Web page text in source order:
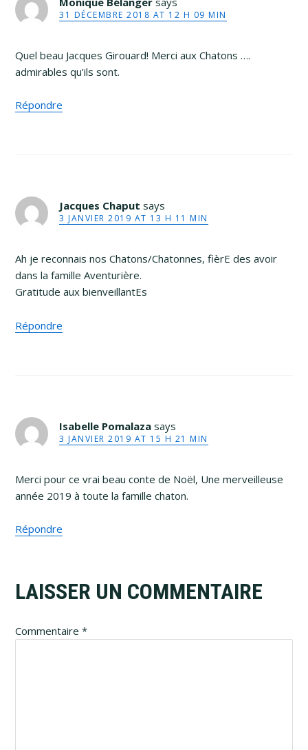
31 DÉCEMBRE 2018 AT 12 H 09 MIN
Quel beau Jacques Girouard! Merci aux Chatons ….
admirables qu’ils sont.
Répondre
Jacques Chaput says
3 JANVIER 2019 AT 13 H 11 MIN
Ah je reconnais nos Chatons/Chatonnes, fièrE des avoir
dans la famille Aventurière.
Gratitude aux bienveillantEs
Répondre
Isabelle Pomalaza says
3 JANVIER 2019 AT 15 H 21 MIN
Merci pour ce vrai beau conte de Noël, Une merveilleuse
année 2019 à toute la famille chaton.
Répondre
LAISSER UN COMMENTAIRE
Commentaire*